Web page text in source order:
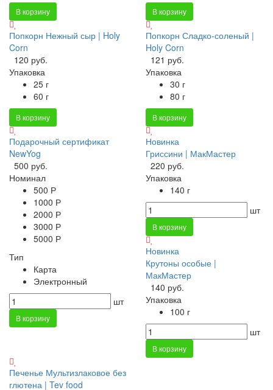
В корзину В корзину
Попкорн Нежный сыр | Holy
Corn
120 руб.
Упаковка
25 г
60 г
В корзину
Попкорн Сладко-соленый |
Holy Corn
121 руб.
Упаковка
30 г
80 г
В корзину
Подарочный сертификат
NewYog
500 руб.
Номинал
500 Р
1000 Р
2000 Р
3000 Р
5000 Р
Тип
Карта
Электронный
шт
В корзину
Новинка
Гриссини | МакМастер
220 руб.
Упаковка
140 г
шт
В корзину
Новинка
Крутоны особые |
МакМастер
140 руб.
Упаковка
100 г
шт
В корзину
Печенье Мультизлаковое без
глютена | Tev food